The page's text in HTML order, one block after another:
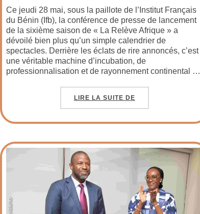
Ce jeudi 28 mai, sous la paillote de l’Institut Français
du Bénin (Ifb), la conférence de presse de lancement
de la sixième saison de « La Relève Afrique » a
dévoilé bien plus qu’un simple calendrier de
spectacles. Derrière les éclats de rire annoncés, c’est
une véritable machine d’incubation, de
professionnalisation et de rayonnement continental …
LIRE LA SUITE DE